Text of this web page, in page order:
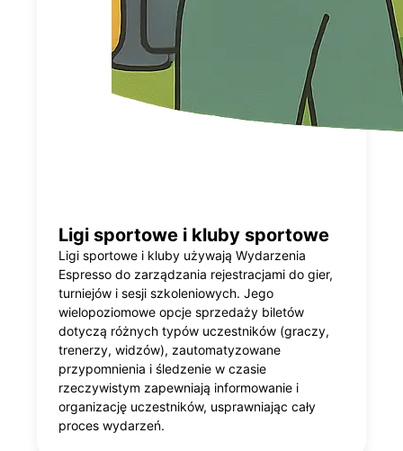
Ligi sportowe i kluby sportowe
Ligi sportowe i kluby używają Wydarzenia
Espresso do zarządzania rejestracjami do gier,
turniejów i sesji szkoleniowych. Jego
wielopoziomowe opcje sprzedaży biletów
dotyczą różnych typów uczestników (graczy,
trenerzy, widzów), zautomatyzowane
przypomnienia i śledzenie w czasie
rzeczywistym zapewniają informowanie i
organizację uczestników, usprawniając cały
proces wydarzeń.